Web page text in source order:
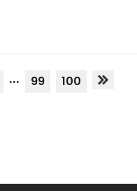
... 99 100